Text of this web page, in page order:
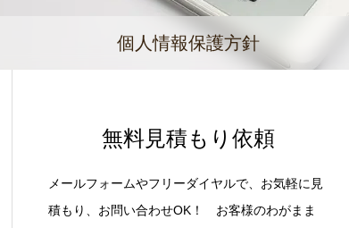
個人情報保護方針
無料見積もり依頼
メールフォームやフリーダイヤルで、お気軽に見
積もり、お問い合わせOK！ お客様のわがまま